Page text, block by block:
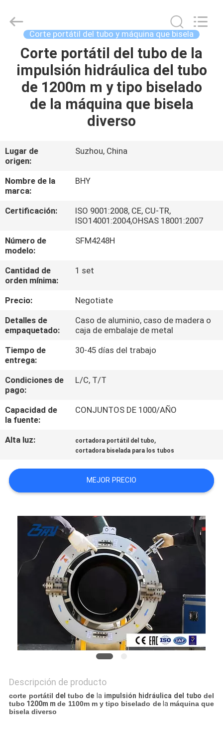
HOGAR
PRODUCTOS
VIAJE
DE
LA
FÁBRICA
CONTROL
DE
CALIDAD
MAPA
DEL
SITIO
POLÍTICAS
DE
PRIVACIDAD
Bohyar
Engineering
Technology(Suzhou)Co.,
Reserved.
Corte portátil del tubo y máquina que bisela
Corte portátil del tubo de la
impulsión hidráulica del tubo
de 1200m m y tipo biselado
de la máquina que bisela
diverso
Lugar de
origen:
Suzhou, China
Nombre de la
marca:
BHY
Certificación:
ISO 9001:2008, CE, CU-TR,
ISO14001:2004,OHSAS 18001:2007
Número de
modelo:
SFM4248H
Cantidad de
orden mínima:
1 set
Precio:
Negotiate
Detalles de
empaquetado:
Caso de aluminio, caso de madera o
caja de embalaje de metal
Tiempo de
entrega:
30-45 días del trabajo
Condiciones de
pago:
L/C, T/T
Capacidad de
la fuente:
CONJUNTOS DE 1000/AÑO
Alta luz: cortadora portátil del tubo,
cortadora biselada para los tubos
MEJOR PRECIO
Descripción de producto
corte portátil deltubo de la impulsión hidráulica del tubodel
tubo 1200m mde 1100m m y tipo biselado dela máquina que
bisela diverso